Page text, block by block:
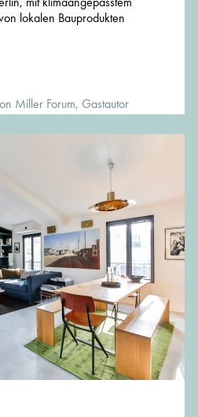
lokalen Bauprodukten
Miller Forum, Gastautor